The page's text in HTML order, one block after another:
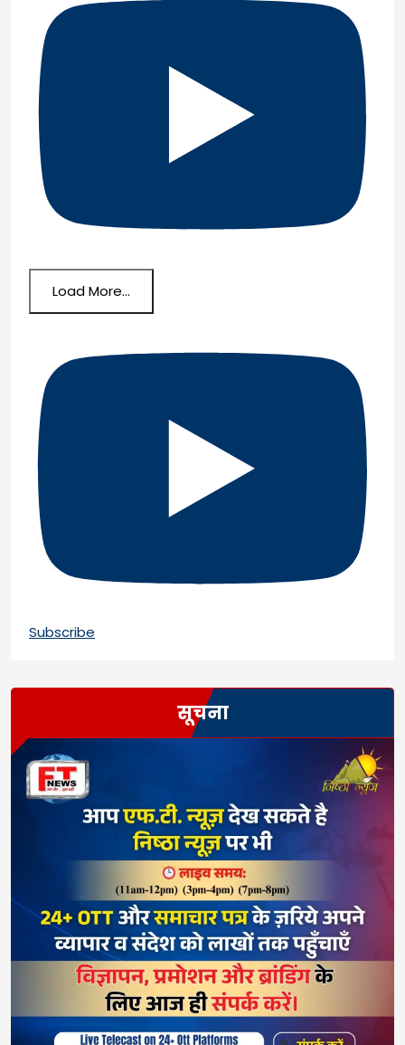
Load More...
Subscribe
सूचना